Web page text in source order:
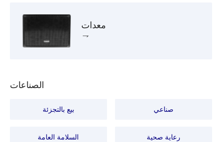
معدات
الصناعات
بيع بالتجزئة صناعي
السلامة العامة رعاية صحية